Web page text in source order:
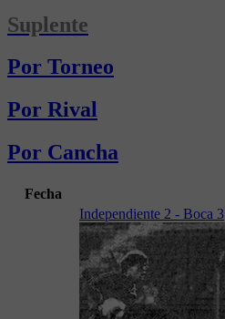
Suplente
Por Torneo
Por Rival
Por Cancha
Fecha
Independiente 2 - Boca 3